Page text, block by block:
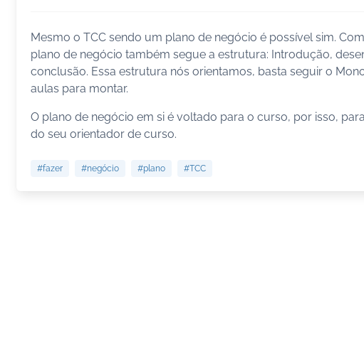
Mesmo o TCC sendo um plano de negócio é possível sim.
plano de negócio também segue a estrutura: Introdução,
conclusão. Essa estrutura nós orientamos, basta seguir o
aulas para montar.
O plano de negócio em si é voltado para o curso, por isso,
do seu orientador de curso.
#fazer #negócio #plano #TCC